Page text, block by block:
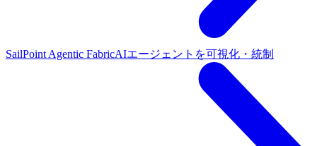
SailPoint Agentic FabricAIエージェントを可視化・統制